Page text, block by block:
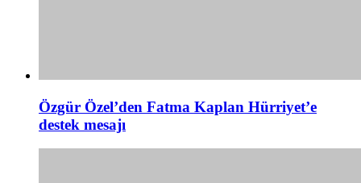
Özgür Özel’den Fatma Kaplan Hürriyet’e
destek mesajı